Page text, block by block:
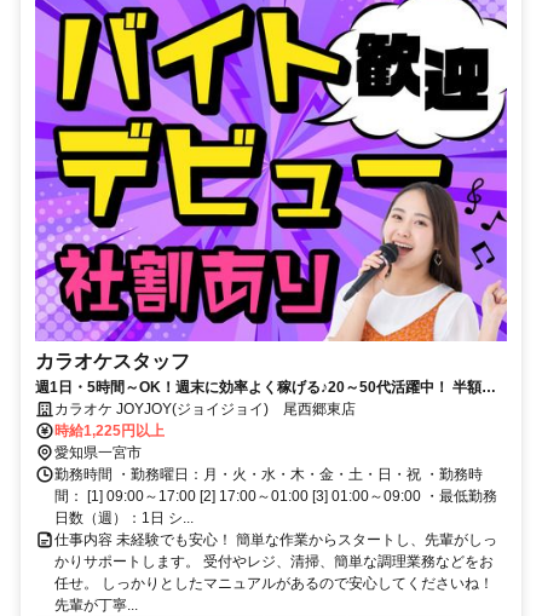
カラオケスタッフ
週1日・5時間～OK！週末に効率よく稼げる♪20～50代活躍中！ 半額で
遊べちゃうスタッフ割引有り◎
カラオケ JOYJOY(ジョイジョイ) 尾西郷東店
時給1,225円以上
愛知県一宮市
勤務時間 ・勤務曜日：月・火・水・木・金・土・日・祝 ・勤務時
間： [1] 09:00～17:00 [2] 17:00～01:00 [3] 01:00～09:00 ・最低勤務
日数（週）：1日 シ...
仕事内容 未経験でも安心！ 簡単な作業からスタートし、先輩がしっ
かりサポートします。 受付やレジ、清掃、簡単な調理業務などをお
任せ。 しっかりとしたマニュアルがあるので安心してくださいね！
先輩が丁寧...